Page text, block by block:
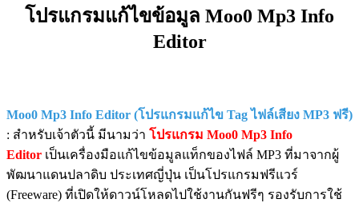
โปรแกรมแก้ไขข้อมูล Moo0 Mp3 Info
Editor
Moo0 Mp3 Info Editor (โปรแกรมแก้ไข Tag ไฟล์เสียง MP3 ฟรี)
: สำหรับเจ้าตัวนี้ มีนามว่า โปรแกรม Moo0 Mp3 Info
Editor เป็นเครื่องมือแก้ไขข้อมูลแท็กของไฟล์ MP3 ที่มาจากผู้
พัฒนาแดนปลาดิบ ประเทศญี่ปุ่น เป็นโปรแกรมฟรีแวร์
(Freeware) ที่เปิดให้ดาวน์โหลดไปใช้งานกันฟรีๆ รองรับการใช้